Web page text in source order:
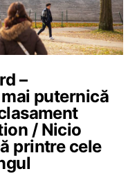
–
puternică
/ Nicio
printre cele